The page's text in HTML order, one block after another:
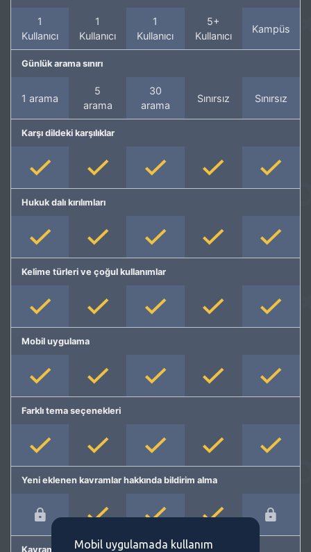
1
Kullanıcı
1
Kullanıcı
1
Kullanıcı
5+
Kullanıcı
Kampüs
Günlük arama sınırı
1 arama
5
arama
30
arama
Sınırsız Sınırsız
Karşı dildeki karşılıklar
Hukuk dalı kırılımları
Kelime türleri ve çoğul kullanımlar
Mobil uygulama
Farklı tema seçenekleri
Yeni eklenen kavramlar hakkında bildirim alma
Kavram önermeMobil uygulamada kullanım